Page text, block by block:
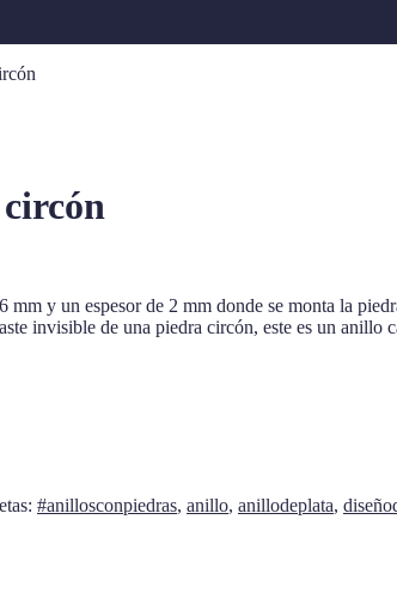
y un espesor de 2 mm donde se monta la
invisible de una piedra circón, este es un anillo
#anillosconpiedras, anillo, anillodeplata,